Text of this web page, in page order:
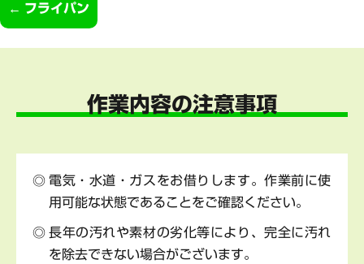
フライパン
作業内容の注意事項
電気・水道・ガスをお借りします。作業前に使
用可能な状態であることをご確認ください。
長年の汚れや素材の劣化等により、完全に汚れ
を除去できない場合がございます。